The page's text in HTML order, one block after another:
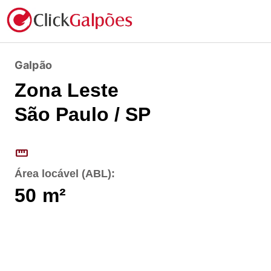
Galpão
Zona Leste
São Paulo / SP
straighten
Área locável (ABL):
50 m²